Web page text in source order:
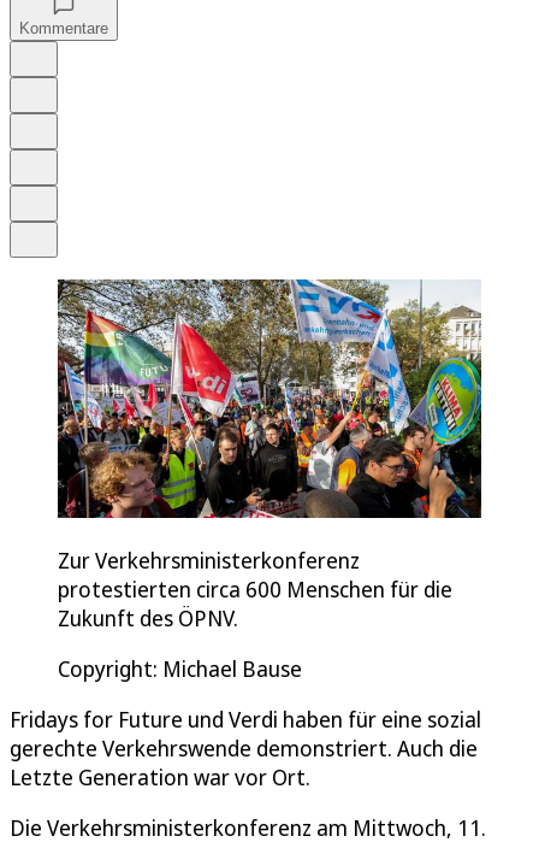
Kommentare
Zur Verkehrsministerkonferenz
protestierten circa 600 Menschen für die
Zukunft des ÖPNV.
Copyright: Michael Bause
Fridays for Future und Verdi haben für eine sozial
gerechte Verkehrswende demonstriert. Auch die
Letzte Generation war vor Ort.
Die Verkehrsministerkonferenz am Mittwoch, 11.